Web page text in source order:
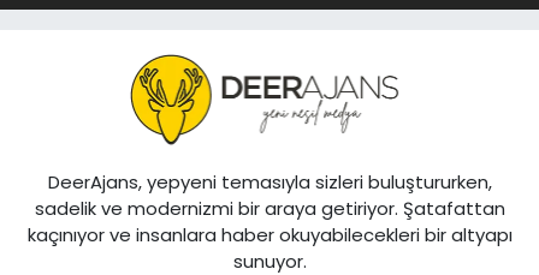
DeerAjans, yepyeni temasıyla sizleri buluştururken,
sadelik ve modernizmi bir araya getiriyor. Şatafattan
kaçınıyor ve insanlara haber okuyabilecekleri bir altyapı
sunuyor.